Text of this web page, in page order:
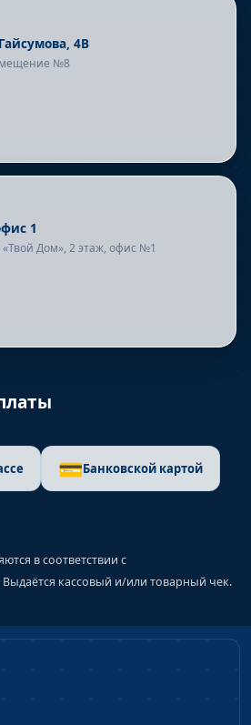
4В
№8
1
Дом», 2 этаж, офис №1
💳Банковской картой
в соответствии с
кассовый и/или товарный чек.